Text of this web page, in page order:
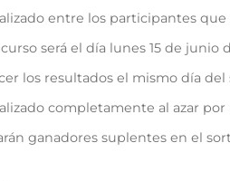
entre los participantes
será el día lunes 15 de junio
los resultados el mismo día
completamente al azar
ganadores suplentes en el